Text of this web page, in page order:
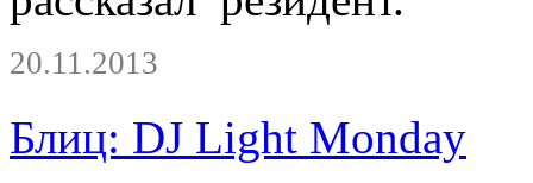
20.11.2013
Блиц: DJ Light Monday